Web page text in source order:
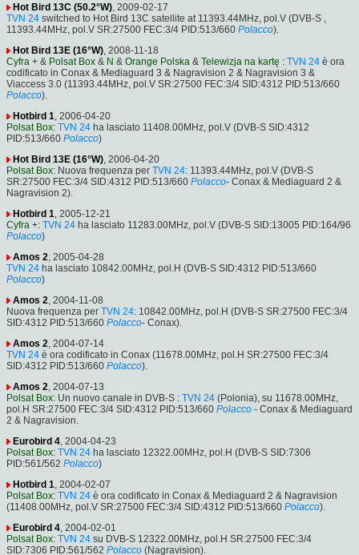
Hot Bird 13C (50.2°W), 2009-02-17
TVN 24 switched to Hot Bird 13C satellite at 11393.44MHz, pol.V (DVB-S ,
11393.44MHz, pol.V SR:27500 FEC:3/4 PID:513/660 Polacco).
Hot Bird 13E (16°W), 2008-11-18
Cyfra + & Polsat Box & N & Orange Polska & Telewizja na kartę : TVN 24 è ora
codificato in Conax & Mediaguard 3 & Nagravision 2 & Nagravision 3 &
Viaccess 3.0 (11393.44MHz, pol.V SR:27500 FEC:3/4 SID:4312 PID:513/660
Polacco).
Hotbird 1, 2006-04-20
Polsat Box: TVN 24 ha lasciato 11408.00MHz, pol.V (DVB-S SID:4312
PID:513/660 Polacco)
Hot Bird 13E (16°W), 2006-04-20
Polsat Box: Nuova frequenza per TVN 24: 11393.44MHz, pol.V (DVB-S
SR:27500 FEC:3/4 SID:4312 PID:513/660 Polacco- Conax & Mediaguard 2 &
Nagravision 2).
Hotbird 1, 2005-12-21
Cyfra +: TVN 24 ha lasciato 11283.00MHz, pol.V (DVB-S SID:13005 PID:164/96
Polacco)
Amos 2, 2005-04-28
TVN 24 ha lasciato 10842.00MHz, pol.H (DVB-S SID:4312 PID:513/660
Polacco)
Amos 2, 2004-11-08
Nuova frequenza per TVN 24: 10842.00MHz, pol.H (DVB-S SR:27500 FEC:3/4
SID:4312 PID:513/660 Polacco- Conax).
Amos 2, 2004-07-14
TVN 24 è ora codificato in Conax (11678.00MHz, pol.H SR:27500 FEC:3/4
SID:4312 PID:513/660 Polacco).
Amos 2, 2004-07-13
Polsat Box: Un nuovo canale in DVB-S : TVN 24 (Polonia), su 11678.00MHz,
pol.H SR:27500 FEC:3/4 SID:4312 PID:513/660 Polacco - Conax & Mediaguard
2 & Nagravision.
Eurobird 4, 2004-04-23
Polsat Box: TVN 24 ha lasciato 12322.00MHz, pol.H (DVB-S SID:7306
PID:561/562 Polacco)
Hotbird 1, 2004-02-07
Polsat Box: TVN 24 è ora codificato in Conax & Mediaguard 2 & Nagravision
(11408.00MHz, pol.V SR:27500 FEC:3/4 SID:4312 PID:513/660 Polacco).
Eurobird 4, 2004-02-01
Polsat Box: TVN 24 su DVB-S 12322.00MHz, pol.H SR:27500 FEC:3/4
SID:7306 PID:561/562 Polacco (Nagravision).